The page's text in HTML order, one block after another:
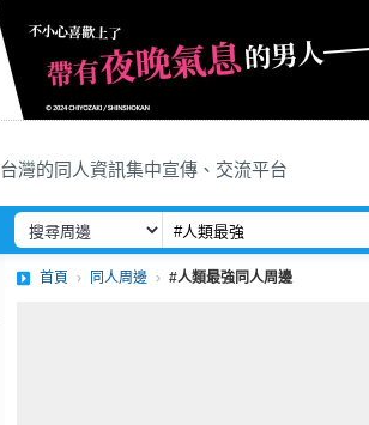
台灣的同人資訊集中宣傳、交流平台
首頁 同人周邊 #人類最強同人周邊